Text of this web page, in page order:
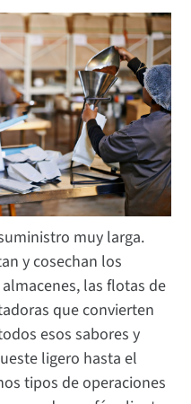
muy larga.
y cosechan los
las flotas de
que convierten
esos sabores y
ligero hasta el
tipos de operaciones